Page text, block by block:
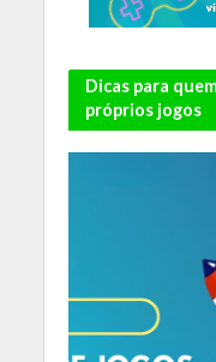
Dicas para
próprios jogos